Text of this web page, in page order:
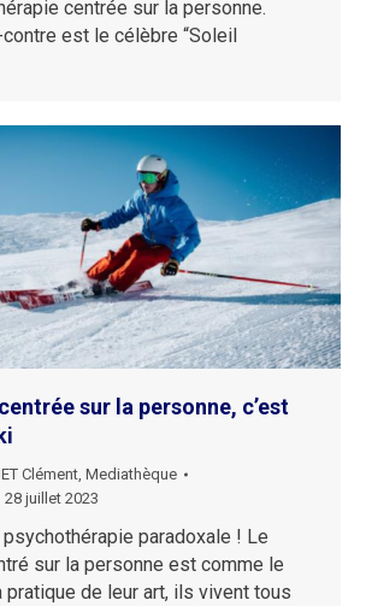
centrée sur la personne.
est le célèbre “Soleil
sur la personne, c’est
Clément, Mediathèque
28 juillet 2023
psychothérapie paradoxale ! Le
sur la personne est comme le
pratique de leur art, ils vivent tous